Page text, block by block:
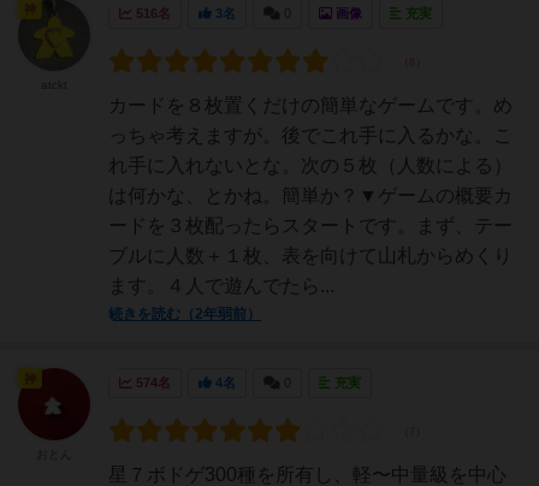
516名 3名 画像 充実
カードを８枚置くだけの簡単なゲームです。め
っちゃ考えますが。後でこれ手に入るかな。こ
れ手に入れないとな。次の５枚（人数による）
は何かな、とかね。簡単か？▼ゲームの概要カ
ードを３枚配ったらスタートです。まず、テー
ブルに人数＋１枚、表を向けて山札からめくり
ます。４人で遊んでたら...
続きを読む（2年弱前）
神
574名 4名 充実
星７ボドゲ300種を所有し、軽〜中量級を中心
神